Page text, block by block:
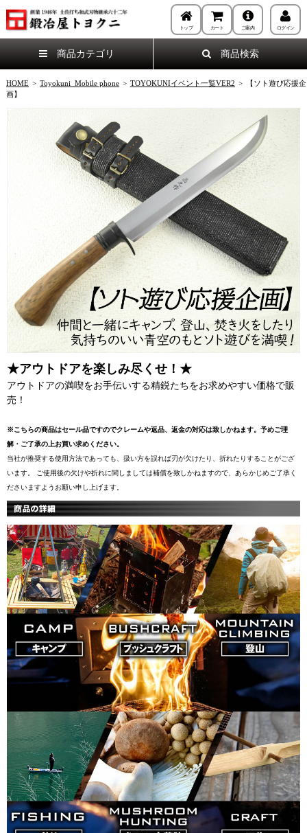
トップ カート ご案内 ログイン
商品カテゴリ 商品検索
HOME > Toyokuni_Mobile phone > TOYOKUNIイベント一覧VER2 >
【ソト遊び応援企
画】
★アウトドアを楽しみ尽くせ！★
アウトドアの満喫をお手伝いする精鋭たちをお求めやすい価格で販
売！
※こちらの商品はセール品ですのでクレームや返品、返金の対応は致しかねます。予めご理
解・ご了承の上お買い求めください。
当社が推奨する使用方法であっても、扱い方を誤れば刃が欠けたり、折れたりすることがござ
います。 ご使用後の欠けや折れに関しましては補償を致しかねますので、あらかじめご了承く
ださいますようお願い申し上げます。